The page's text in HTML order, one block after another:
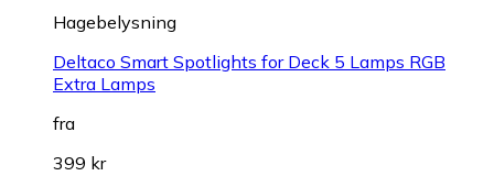
Hagebelysning
Deltaco Smart Spotlights for Deck 5 Lamps RGB
Extra Lamps
fra
399 kr